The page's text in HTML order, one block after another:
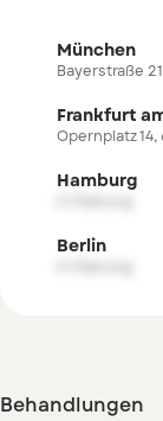
München
Bayerstraße
Frankfurt
Opernplatz 14,
Hamburg
Berlin
Behandlungen